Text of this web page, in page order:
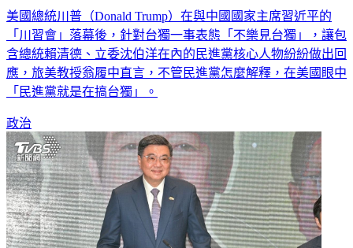
美國總統川普（Donald Trump）在與中國國家主席習近平的
「川習會」落幕後，針對台獨一事表態「不樂見台獨」，讓包
含總統賴清德、立委沈伯洋在內的民進黨核心人物紛紛做出回
應，旅美教授翁履中直言，不管民進黨怎麼解釋，在美國眼中
「民進黨就是在搞台獨」。
政治